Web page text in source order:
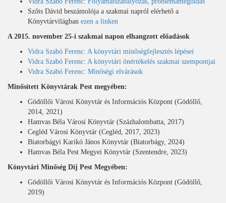
Szőts Dávid beszámolója a szakmai napról elérhető a
Könyvtárvilágban ezen a linken
A 2015. november 25-i szakmai napon elhangzott előadások
Vidra Szabó Ferenc: A könyvtári minőségfejlesztés lépései
Vidra Szabó Ferenc: A könyvtári önértékelés szakmai szempontjai
Vidra Szabó Ferenc: Minőségi elvárások
Minősített Könyvtárak Pest megyében:
Gödöllői Városi Könyvtár és Információs Központ (Gödöllő,
2014, 2021)
Hamvas Béla Városi Könyvtár (Százhalombatta, 2017)
Cegléd Városi Könyvtár (Cegléd, 2017, 2023)
Biatorbágyi Karikó János Könyvtár (Biatorbágy, 2024)
Hamvas Béla Pest Megyei Könyvtár (Szentendre, 2023)
Könyvtári Minőség Díj Pest Megyében:
Gödöllői Városi Könyvtár és Információs Központ (Gödöllő,
2019)